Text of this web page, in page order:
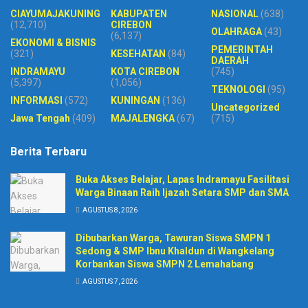
CIAYUMAJAKUNING
(12,710)
EKONOMI & BISNIS
(321)
INDRAMAYU
(5,397)
INFORMASI (572)
Jawa Tengah (409)
KABUPATEN
CIREBON
(6,137)
KESEHATAN (84)
KOTA CIREBON
(1,056)
KUNINGAN (136)
MAJALENGKA(67)
NASIONAL(638)
OLAHRAGA(43)
PEMERINTAH
DAERAH
(745)
TEKNOLOGI (95)
Uncategorized
(715)
Berita Terbaru
Buka Akses Belajar, Lapas Indramayu Fasilitasi
Warga Binaan Raih Ijazah Setara SMP dan SMA
AGUSTUS 8, 2026
Dibubarkan Warga, Tawuran Siswa SMPN 1
Sedong & SMP Ibnu Khaldun di Wangkelang
Korbankan Siswa SMPN 2 Lemahabang
AGUSTUS 7, 2026